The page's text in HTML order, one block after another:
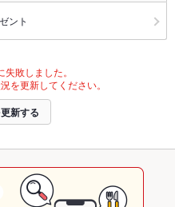
ント
敗しました。
を更新してください。
新する